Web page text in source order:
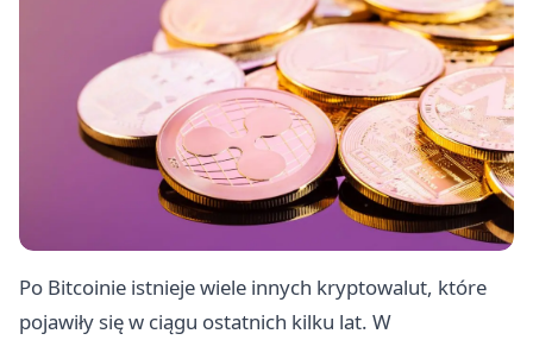
‍Po Bitcoinie istnieje wiele innych kryptowalut, które
pojawiły się w ciągu ostatnich kilku lat. W